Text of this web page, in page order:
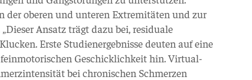
oberen und unteren Extremitäten und zur
Ansatz trägt dazu bei, residuale
Erste Studienergebnisse deuten auf eine
Geschicklichkeit hin. Virtual-
bei chronischen Schmerzen